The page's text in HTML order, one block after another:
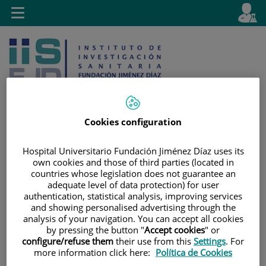
Saltar al contenido
contenido
Selector
activo
es
Buscar
Toggle
navigation
Cookies configuration
Hospital Universitario Fundación Jiménez Díaz uses its
own cookies and those of third parties (located in
countries whose legislation does not guarantee an
adequate level of data protection) for user
authentication, statistical analysis, improving services
and showing personalised advertising through the
analysis of your navigation. You can accept all cookies
by pressing the button "Accept cookies" or
configure/refuse them their use from this Settings. For
more information click here: Política de Cookies